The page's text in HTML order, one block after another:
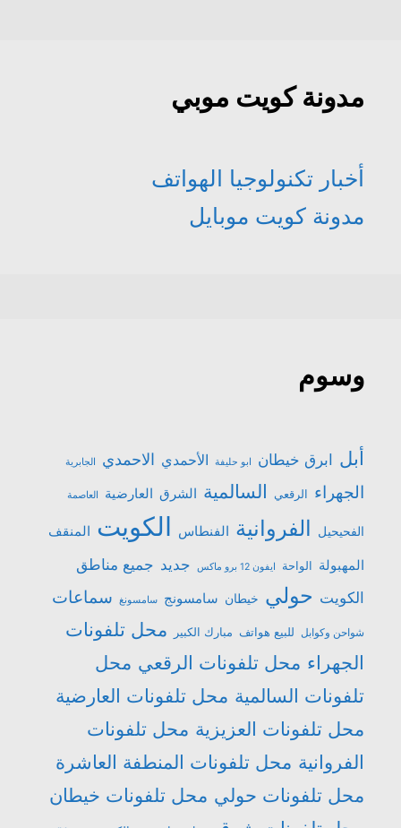
مدونة كويت موبي
أخبار تكنولوجيا الهواتف
مدونة كويت موبايل
وسوم
أبل ابرق خيطان ابو حليفة الأحمدي الاحمدي الجابرية
الجهراء الرقعي السالمية الشرق العارضية العاصمة
الفحيحيل الفروانية الفنطاس الكويت المنقف
المهبولة الواحة ايفون 12 برو ماكس جديد جميع مناطق
الكويت حولي خيطان سامسونج سامسونغ سماعات
شواحن وكوابل للبيع هواتف مبارك الكبير
محل تلفونات
الجهراء محل تلفونات الرقعي محل
تلفونات السالمية محل تلفونات العارضية
محل تلفونات العزيزية محل تلفونات
الفروانية محل تلفونات المنطفة العاشرة
محل تلفونات حولي محل تلفونات خيطان